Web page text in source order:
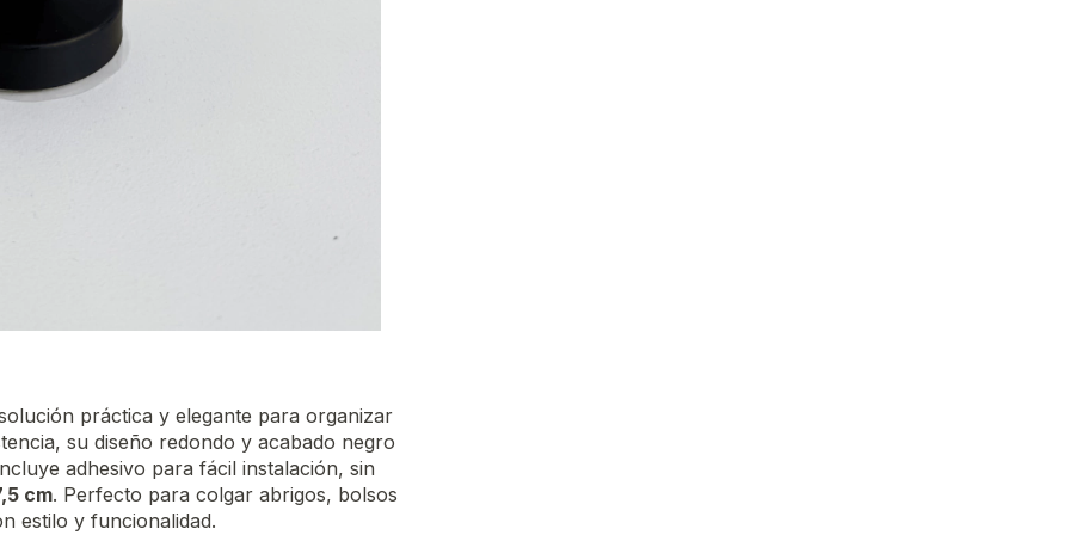
práctica y elegante para organizar
su diseño redondo y acabado negro
adhesivo para fácil instalación, sin
cm. Perfecto para colgar abrigos, bolsos
estilo y funcionalidad.